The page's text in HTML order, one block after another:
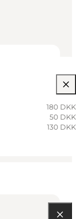
180 DKK
50 DKK
130 DKK